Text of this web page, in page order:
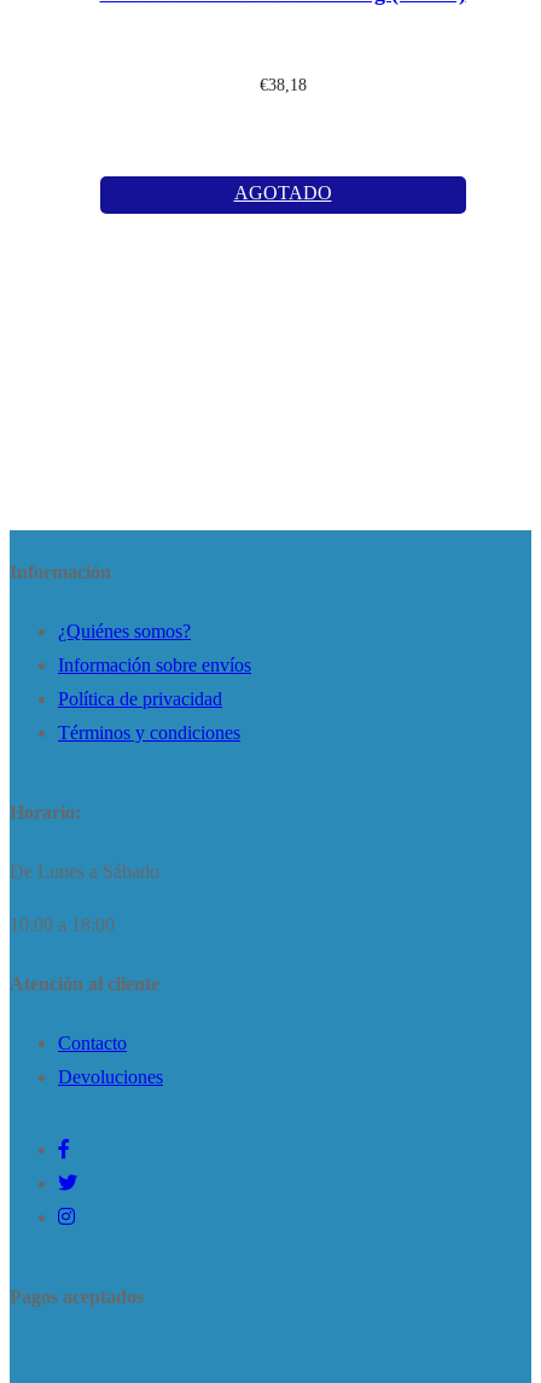
€38,18
AGOTADO
Información
¿Quiénes somos?
Información sobre envíos
Política de privacidad
Términos y condiciones
Horario:
De Lunes a Sábado
10:00 a 18:00
Atención al cliente
Contacto
Devoluciones
Pagos aceptados